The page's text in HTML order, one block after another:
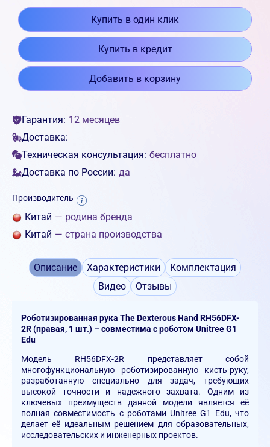
Купить в один клик
Купить в кредит
Добавить в корзину
Гарантия: 12 месяцев
Доставка:
Техническая консультация: бесплатно
Доставка по России: да
Производитель
Китай — родина бренда
Китай — страна производства
Описание Характеристики
Комплектация
Видео
Отзывы
Роботизированная рука The Dexterous Hand RH56DFX-
2R (правая, 1 шт.) – совместима с роботом Unitree G1
Edu
Модель RH56DFX-2R представляет собой
многофункциональную роботизированную кисть-руку,
разработанную специально для задач, требующих
высокой точности и надежного захвата. Одним из
ключевых преимуществ данной модели является её
полная совместимость с роботами Unitree G1 Edu, что
делает её идеальным решением для образовательных,
исследовательских и инженерных проектов.